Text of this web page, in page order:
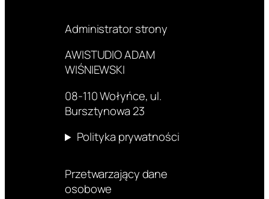
Administrator strony
AWISTUDIO ADAM
WIŚNIEWSKI
08-110 Wołyńce, ul.
Bursztynowa 23
Polityka prywatności
Przetwarzający dane
osobowe